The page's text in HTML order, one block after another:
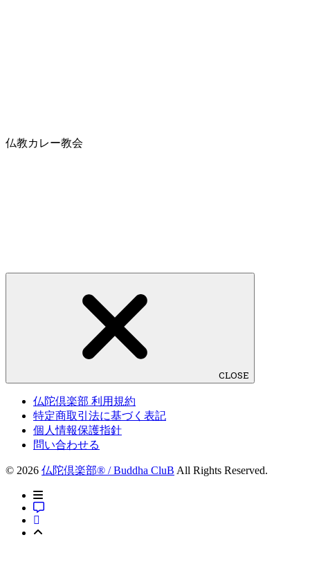
仏教カレー教会
CLOSE
仏陀倶楽部 利用規約
特定商取引法に基づく表記
個人情報保護指針
問い合わせる
© 2026 仏陀倶楽部® / Buddha CluB All Rights Reserved.